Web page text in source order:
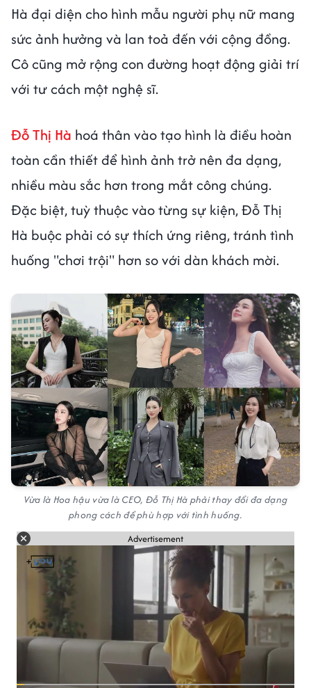
Hà đại diện cho hình mẫu người phụ nữ mang
sức ảnh hưởng và lan toả đến với cộng đồng.
Cô cũng mở rộng con đường hoạt động giải trí
với tư cách một nghệ sĩ.
Đỗ Thị Hà hoá thân vào tạo hình là điều hoàn
toàn cần thiết để hình ảnh trở nên đa dạng,
nhiều màu sắc hơn trong mắt công chúng.
Đặc biệt, tuỳ thuộc vào từng sự kiện, Đỗ Thị
Hà buộc phải có sự thích ứng riêng, tránh tình
huống "chơi trội" hơn so với dàn khách mời.
Vừa là Hoa hậu vừa là CEO, Đỗ Thị Hà phải thay đổi đa dạng
phong cách để phù hợp với tình huống.
Advertisement